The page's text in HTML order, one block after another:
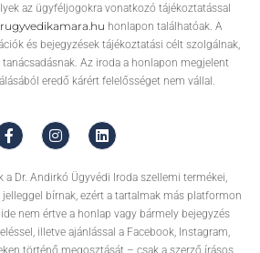
az ügyféljogokra vonatkozó tájékoztatással
honlapon találhatóak. A
és bejegyzések tájékoztatási célt szolgálnak,
Az iroda a honlapon megjelent
eredő kárért felelősséget nem vállal.
Dr. Andirkó Ügyvédi Iroda szellemi termékei,
bírnak, ezért a tartalmak más platformon
nem értve a honlap vagy bármely bejegyzés
illetve ajánlással a Facebook, Instagram,
történő megosztását – csak a szerző írásos